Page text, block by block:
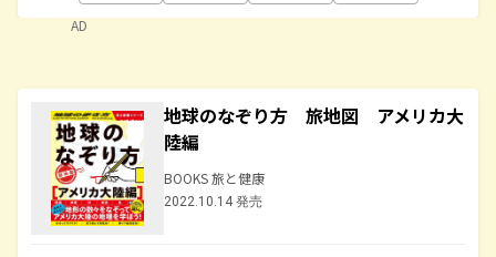
AD
地球のなぞり方 旅地図 アメリカ大
陸編
BOOKS 旅と健康
2022.10.14 発売